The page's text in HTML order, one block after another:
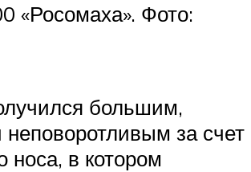
«Росомаха». Фото:
большим,
за счет
носа, в котором